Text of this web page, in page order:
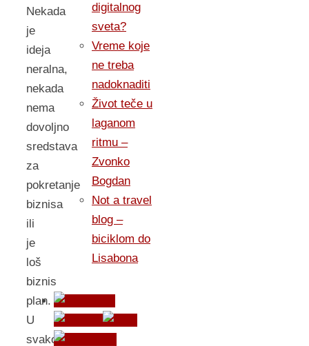
Nekada
je
ideja
neralna,
nekada
nema
dovoljno
sredstava
za
pokretanje
biznisa
ili
je
loš
biznis
plan.
U
svakom
digitalnog
sveta?
Vreme koje
ne treba
nadoknaditi
Život teče u
laganom
ritmu –
Zvonko
Bogdan
Not a travel
blog –
biciklom do
Lisabona